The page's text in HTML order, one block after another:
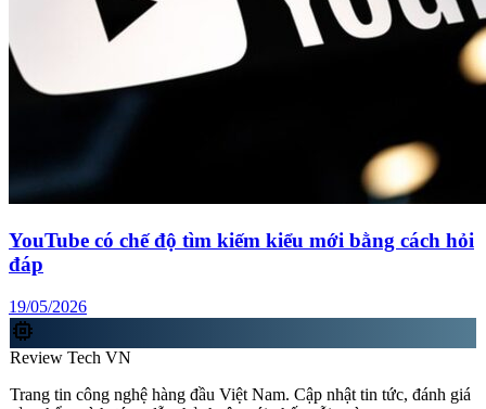
YouTube có chế độ tìm kiếm kiểu mới bằng cách hỏi
đáp
19/05/2026
memory
Review Tech VN
Trang tin công nghệ hàng đầu Việt Nam. Cập nhật tin tức, đánh giá